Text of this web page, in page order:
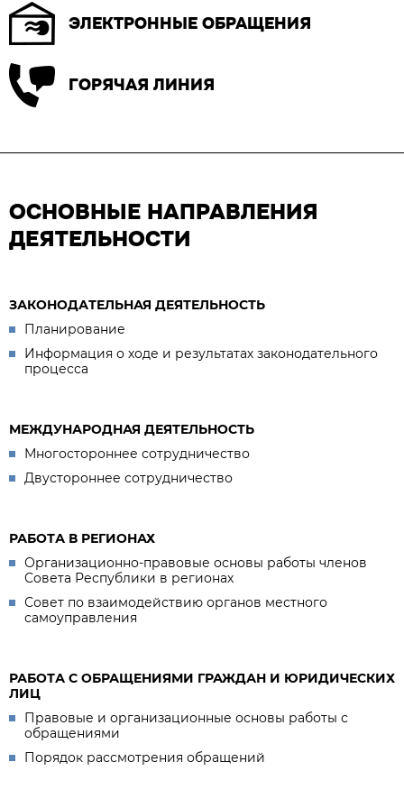
ЭЛЕКТРОННЫЕ ОБРАЩЕНИЯ
ГОРЯЧАЯ ЛИНИЯ
ОСНОВНЫЕ НАПРАВЛЕНИЯ
ДЕЯТЕЛЬНОСТИ
ЗАКОНОДАТЕЛЬНАЯ ДЕЯТЕЛЬНОСТЬ
Планирование
Информация о ходе и результатах законодательного
процесса
МЕЖДУНАРОДНАЯ ДЕЯТЕЛЬНОСТЬ
Многостороннее сотрудничество
Двустороннее сотрудничество
РАБОТА В РЕГИОНАХ
Организационно-правовые основы работы членов
Совета Республики в регионах
Совет по взаимодействию органов местного
самоуправления
РАБОТА С ОБРАЩЕНИЯМИ ГРАЖДАН И ЮРИДИЧЕСКИХ
ЛИЦ
Правовые и организационные основы работы с
обращениями
Порядок рассмотрения обращений